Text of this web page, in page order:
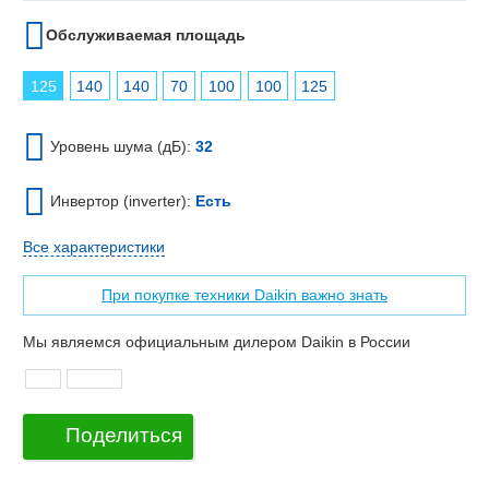
Обслуживаемая площадь
125 140 140 70 100 100 125
Уровень шума (дБ): 32
Инвертор (inverter): Есть
Все характеристики
При покупке техники Daikin важно знать
Мы являемся официальным дилером Daikin в России
Поделиться